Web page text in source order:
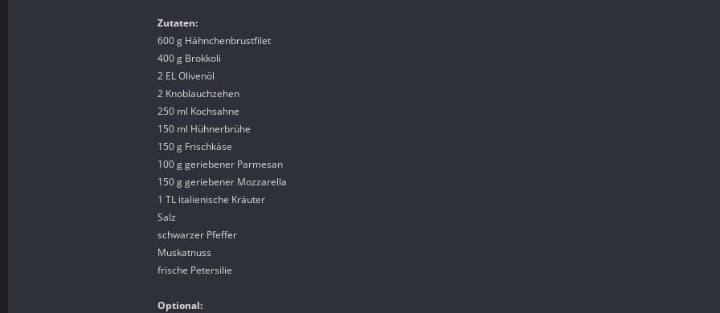
Zutaten:
600 g Hähnchenbrustfilet
400 g Brokkoli
2 EL Olivenöl
2 Knoblauchzehen
250 ml Kochsahne
150 ml Hühnerbrühe
150 g Frischkäse
100 g geriebener Parmesan
150 g geriebener Mozzarella
1 TL italienische Kräuter
Salz
schwarzer Pfeffer
Muskatnuss
frische Petersilie
Optional: